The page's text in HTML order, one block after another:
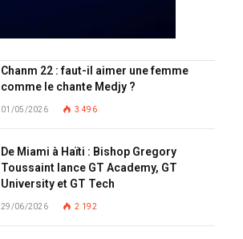
Chanm 22 : faut-il aimer une femme
comme le chante Medjy ?
01/05/2026 3 496
De Miami à Haïti : Bishop Gregory
Toussaint lance GT Academy, GT
University et GT Tech
29/06/2026 2 192